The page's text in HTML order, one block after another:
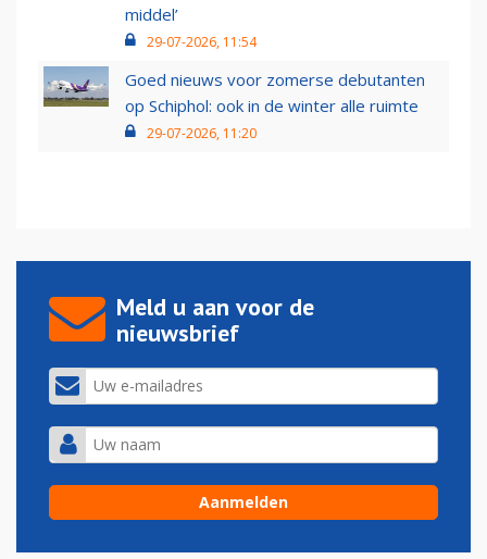
middel’
29-07-2026, 11:54
Goed nieuws voor zomerse debutanten
op Schiphol: ook in de winter alle ruimte
29-07-2026, 11:20
Meld u aan voor de
nieuwsbrief